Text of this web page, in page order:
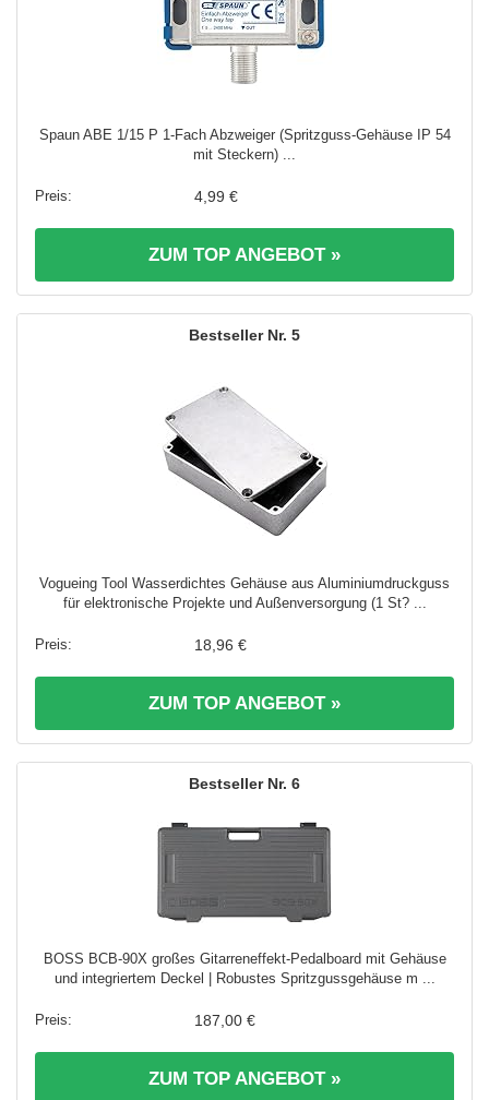
Spaun ABE 1/15 P 1-Fach Abzweiger (Spritzguss-Gehäuse IP 54
mit Steckern) ...
4,99 €
ZUM TOP ANGEBOT »
5
Vogueing Tool Wasserdichtes Gehäuse aus Aluminiumdruckguss
für elektronische Projekte und Außenversorgung (1 St? ...
18,96 €
ZUM TOP ANGEBOT »
6
BOSS BCB-90X großes Gitarreneffekt-Pedalboard mit Gehäuse
und integriertem Deckel | Robustes Spritzgussgehäuse m ...
187,00 €
ZUM TOP ANGEBOT »